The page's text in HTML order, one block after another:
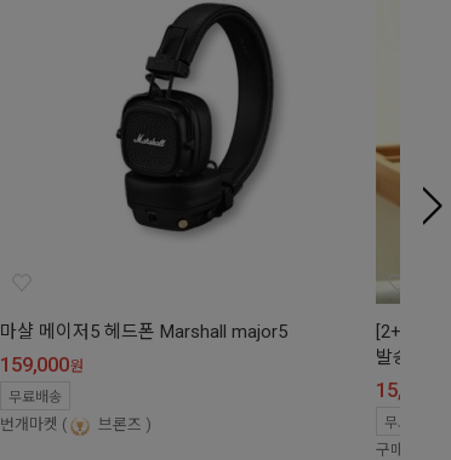
마샬 메이저5 헤드폰 Marshall major5
159,000원
무료배송
번개마켓 브론즈
[2+2] 설
발송)
15,900
무료배송
구매